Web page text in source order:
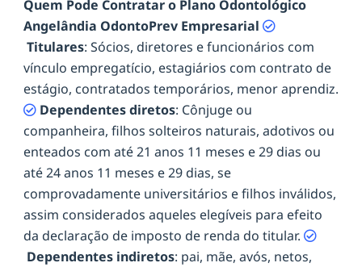
Quem Pode Contratar o Plano Odontológico
Angelândia OdontoPrev Empresarial
Titulares: Sócios, diretores e funcionários com
vínculo empregatício, estagiários com contrato de
estágio, contratados temporários, menor aprendiz.
Dependentes diretos: Cônjuge ou
companheira, filhos solteiros naturais, adotivos ou
enteados com até 21 anos 11 meses e 29 dias ou
até 24 anos 11 meses e 29 dias, se
comprovadamente universitários e filhos inválidos,
assim considerados aqueles elegíveis para efeito
da declaração de imposto de renda do titular.
Dependentes indiretos: pai, mãe, avós, netos,